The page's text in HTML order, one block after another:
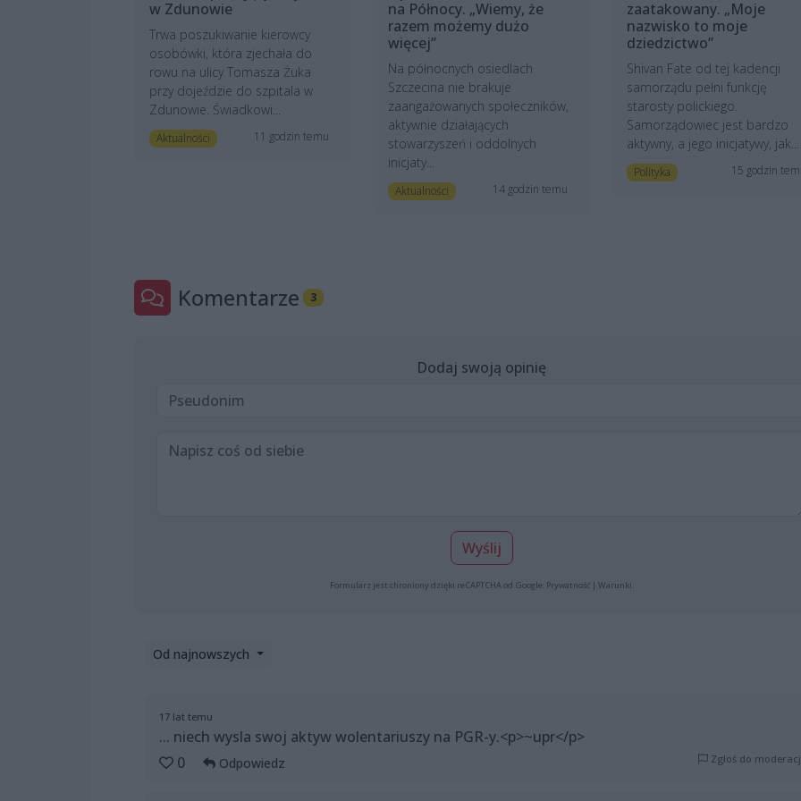
w Zdunowie
Trwa poszukiwanie kierowcy
osobówki, która zjechała do
rowu na ulicy Tomasza Żuka
przy dojeździe do szpitala w
Zdunowie. Świadkowi...
Aktualności 11 godzin temu
na Północy. „Wiemy, że
razem możemy dużo
więcej”
Na północnych osiedlach
Szczecina nie brakuje
zaangażowanych społeczników,
aktywnie działających
stowarzyszeń i oddolnych
inicjaty...
Aktualności 14 godzin temu
zaatakowany. „Moje
nazwisko to moje
dziedzictwo”
Shivan Fate od tej kadencji
samorządu pełni funkcję
starosty polickiego.
Samorządowiec jest bardzo
aktywny, a jego inicjatywy, jak...
Polityka 15 godzin
Komentarze 3
Dodaj swoją opinię
Wyślij
Formularz jest chroniony dzięki reCAPTCHA od Google: Prywatność| Warunki
Od najnowszych
17 lat temu
... niech wysla swoj aktyw wolentariuszy na PGR-y.<p>~upr</p>
0
Odpowiedz Zgłoś do